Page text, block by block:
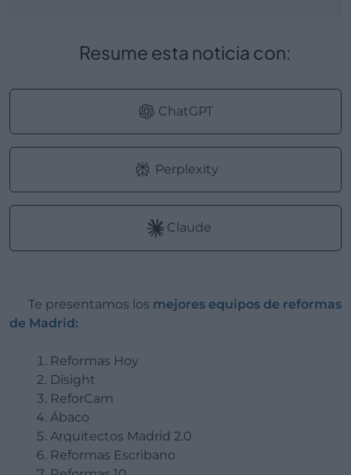
Resume esta noticia con:
ChatGPT
Perplexity
Claude
Te presentamos los mejores equipos de reformas
de Madrid:
Reformas Hoy
Disight
ReforCam
Ábaco
Arquitectos Madrid 2.0
Reformas Escribano